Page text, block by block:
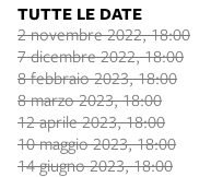
TUTTE LE DATE
2 novembre 2022, 18:00
7 dicembre 2022, 18:00
8 febbraio 2023, 18:00
8 marzo 2023, 18:00
12 aprile 2023, 18:00
10 maggio 2023, 18:00
14 giugno 2023, 18:00